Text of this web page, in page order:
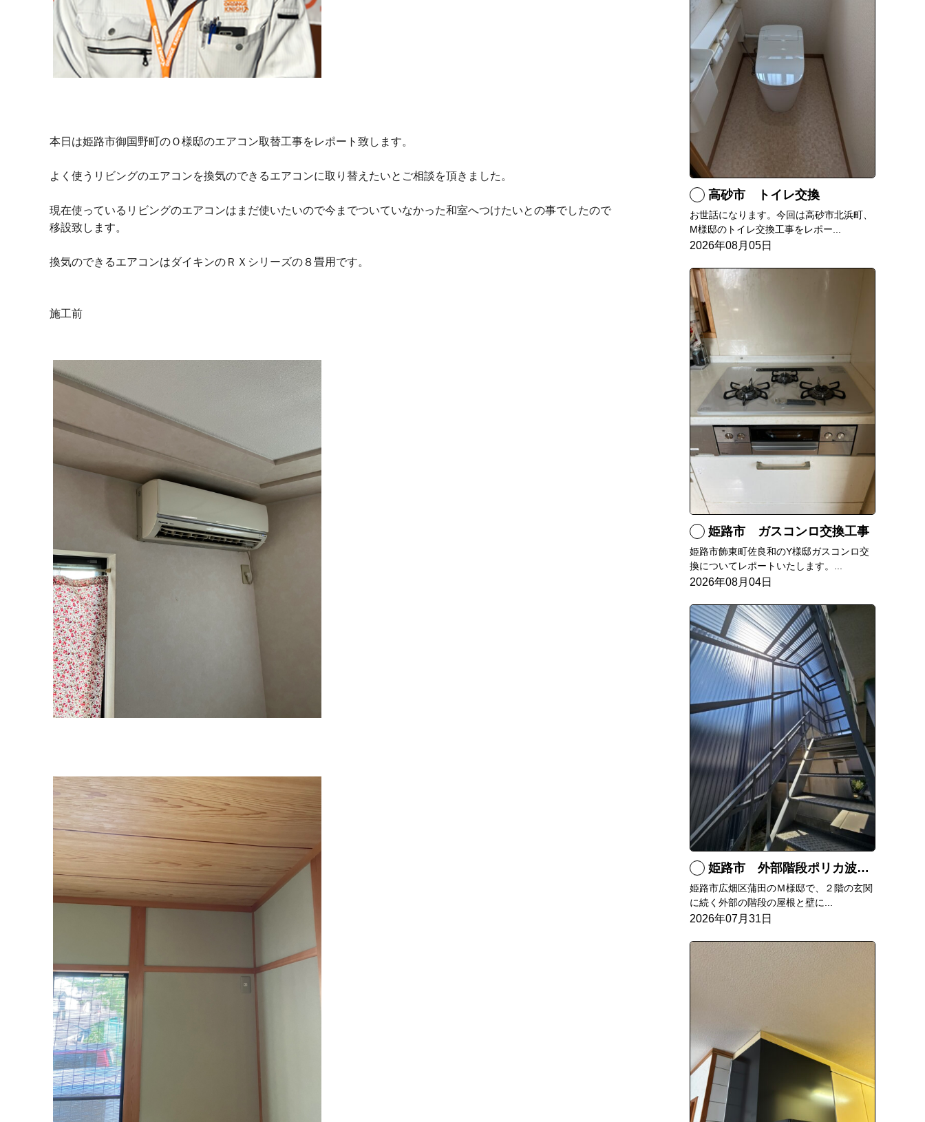
本日は姫路市御国野町のＯ様邸のエアコン取替工事をレポート致します。
よく使うリビングのエアコンを換気のできるエアコンに取り替えたいとご相談を頂きました。
現在使っているリビングのエアコンはまだ使いたいので今までついていなかった和室へつけたいとの事でしたので
移設致します。
換気のできるエアコンはダイキンのＲＸシリーズの８畳用です。
施工前
高砂市 トイレ交換
お世話になります。今回は高砂市北浜町、
M様邸のトイレ交換工事をレポー...
2026年08月05日
姫路市 ガスコンロ交換工事
姫路市飾東町佐良和のY様邸ガスコンロ交
換についてレポートいたします。...
2026年08月04日
姫路市 外部階段ポリカ波板張替工事
姫路市広畑区蒲田のＭ様邸で、２階の玄関
に続く外部の階段の屋根と壁に...
2026年07月31日